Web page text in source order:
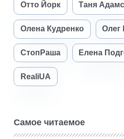
Отто Йорк Таня Адамс
Олена Кудренко Олег
СтопРаша Елена
RealiUA
Самое читаемое